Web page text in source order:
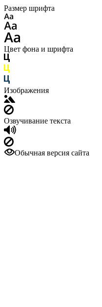
Размер шрифта
Цвет фона и шрифта
Изображения
Озвучивание текста
Обычная версия сайта